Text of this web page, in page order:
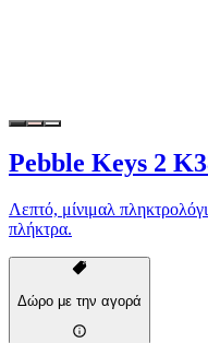
Pebble Keys 2
Λεπτό, μίνιμαλ
πλήκτρα.
Δώρο με την αγορά